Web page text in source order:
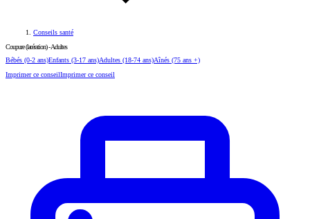
Conseils santé
Coupure (lacération) - Adultes
Bébés (0-2 ans)Enfants (3-17 ans)Adultes (18-74 ans)Aînés (75 ans +)
Imprimer ce conseilImprimer ce conseil